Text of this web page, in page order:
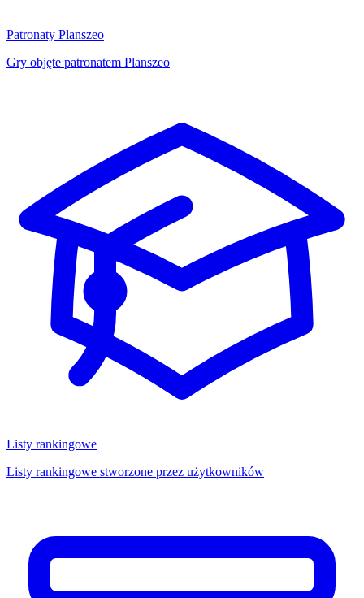
Patronaty Planszeo
Gry objęte patronatem Planszeo
Listy rankingowe
Listy rankingowe stworzone przez użytkowników